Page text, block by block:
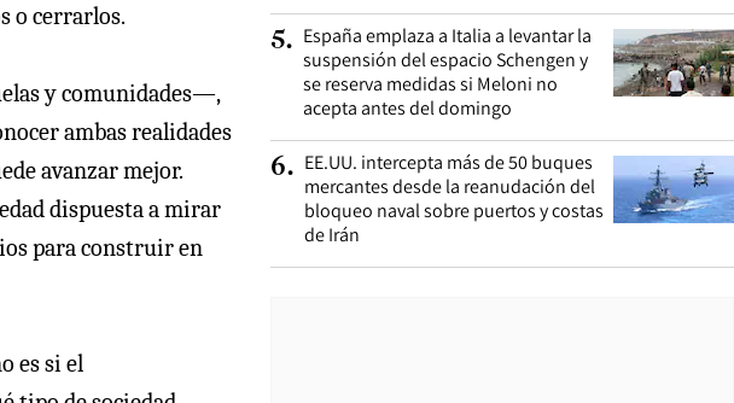
o cerrarlos.
y comunidades—,
ambas realidades
avanzar mejor.
dispuesta a mirar
para construir en
es si el
5. España emplaza a Italia a levantar la
suspensión del espacio Schengen y
se reserva medidas si Meloni no
acepta antes del domingo
6. EE.UU. intercepta más de 50 buques
mercantes desde la reanudación del
bloqueo naval sobre puertos y costas
de Irán